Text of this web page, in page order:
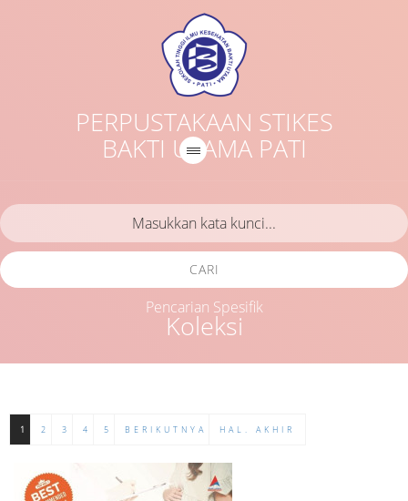
PERPUSTAKAAN STIKES
BAKTI UTAMA PATI
Koleksi
CARI
Pencarian Spesifik
1 2 3 4 5 BERIKUTNYA HAL. AKHIR